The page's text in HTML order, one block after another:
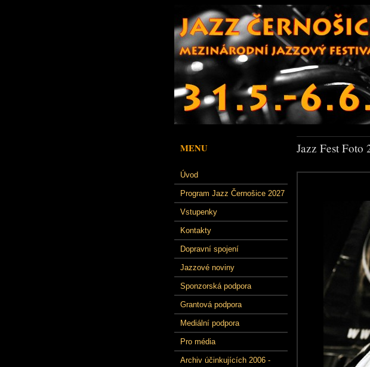
MENU
Úvod
Program Jazz Černošice 2027
Vstupenky
Kontakty
Dopravní spojení
Jazzové noviny
Sponzorská podpora
Grantová podpora
Mediální podpora
Pro média
Archiv účinkujících 2006 -
Jazz Fest Foto